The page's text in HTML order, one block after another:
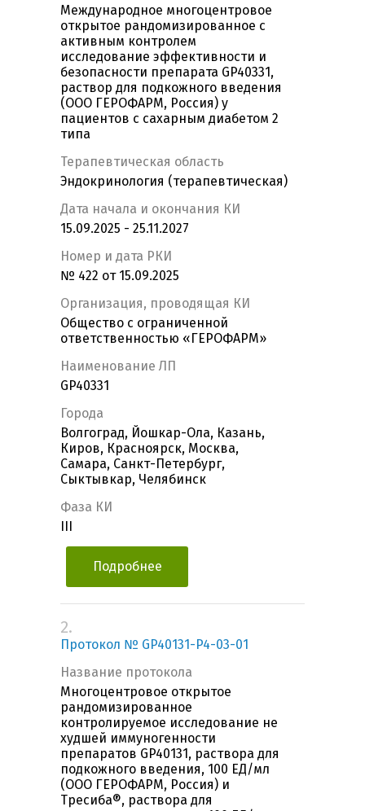
Международное многоцентровое
открытое рандомизированное с
активным контролем
исследование эффективности и
безопасности препарата GP40331,
раствор для подкожного введения
(ООО ГЕРОФАРМ, Россия) у
пациентов с сахарным диабетом 2
типа
Терапевтическая область
Эндокринология (терапевтическая)
Дата начала и окончания КИ
15.09.2025 - 25.11.2027
Номер и дата РКИ
№ 422 от 15.09.2025
Организация, проводящая КИ
Общество с ограниченной
ответственностью «ГЕРОФАРМ»
Наименование ЛП
GP40331
Города
Волгоград, Йошкар-Ола, Казань,
Киров, Красноярск, Москва,
Самара, Санкт-Петербург,
Сыктывкар, Челябинск
Фаза КИ
Подробнее
2.
Протокол № GP40131-P4-03-01
Название протокола
Многоцентровое открытое
рандомизированное
контролируемое исследование не
худшей иммуногенности
препаратов GP40131, раствора для
подкожного введения, 100 ЕД/мл
(ООО ГЕРОФАРМ, Россия) и
Тресиба®, раствора для